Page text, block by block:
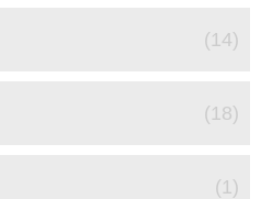
(14)
(18)
(1)